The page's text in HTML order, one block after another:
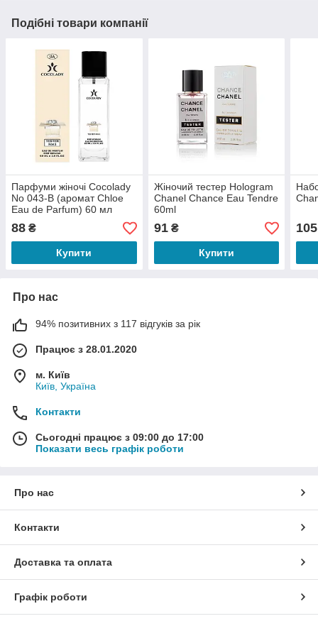
Подібні товари компанії
Парфуми жіночі Cocolady
No 043-В (аромат Chloe
Eau de Parfum) 60 мл
88 ₴
Купити
Жіночий тестер Hologram
Chanel Chance Eau Tendre
60ml
91₴
Купити
105
Про нас
94% позитивних з 117 відгуків за рік
Працює з 28.01.2020
м. Київ
Київ, Україна
Контакти
Сьогодні працює з 09:00 до 17:00
Показати весь графік роботи
Про нас
Контакти
Доставка та оплата
Графік роботи